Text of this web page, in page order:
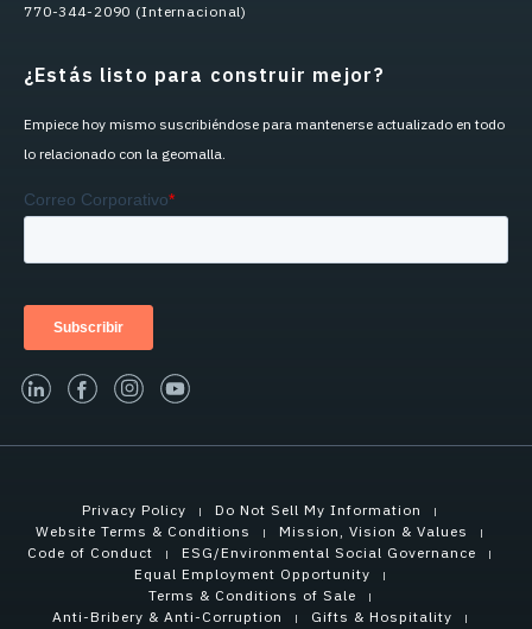
770-344-2090 (Internacional)
¿Estás listo para construir mejor?
Empiece hoy mismo suscribiéndose para mantenerse actualizado en todo
lo relacionado con la geomalla.
linked-infacebook
instagram
youtube
Privacy Policy
Do Not Sell My Information
Website Terms & Conditions
Mission, Vision & Values
Code of Conduct
ESG/Environmental Social Governance
Equal Employment Opportunity
Terms & Conditions of Sale
Anti-Bribery & Anti-Corruption
Gifts & Hospitality